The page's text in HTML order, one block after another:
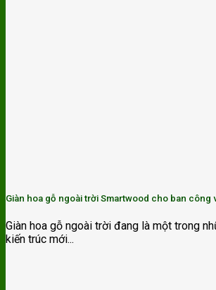
Giàn hoa gỗ ngoài trời Smartwood cho ban công
Giàn hoa gỗ ngoài trời đang là một trong
kiến trúc mới...